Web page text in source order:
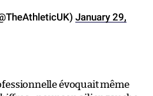
January 29,
évoquait même